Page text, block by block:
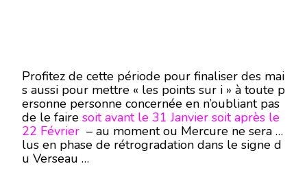
Profitez de cette période pour finaliser des mai
s aussi pour mettre « les points sur i » à toute p
ersonne personne concernée en n’oubliant pas
de le faire soit avant le 31 Janvier soit après le
22 Février – au moment ou Mercure ne sera p
lus en phase de rétrogradation dans le signe d
u Verseau …